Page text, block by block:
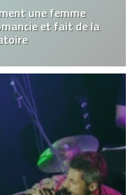
une femme
et fait de la